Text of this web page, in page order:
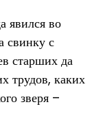
явился во
свинку с
старших да
трудов, каких
зверя –